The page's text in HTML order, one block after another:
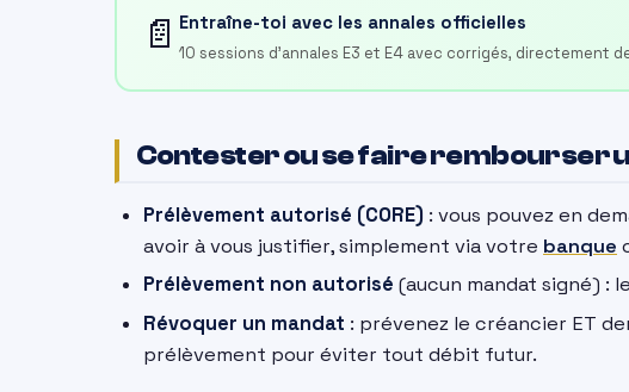
📄 Entraîne-toi avec les annales officielles
10 sessions d'annales E3 et E4 avec corrigés, directement
Contester ou se faire rembourser
Prélèvement autorisé (CORE) : vous pouvez en
avoir à vous justifier, simplement via votre banque
Prélèvement non autorisé (aucun mandat signé) :
Révoquer un mandat : prévenez le créancier ET
prélèvement pour éviter tout débit futur.